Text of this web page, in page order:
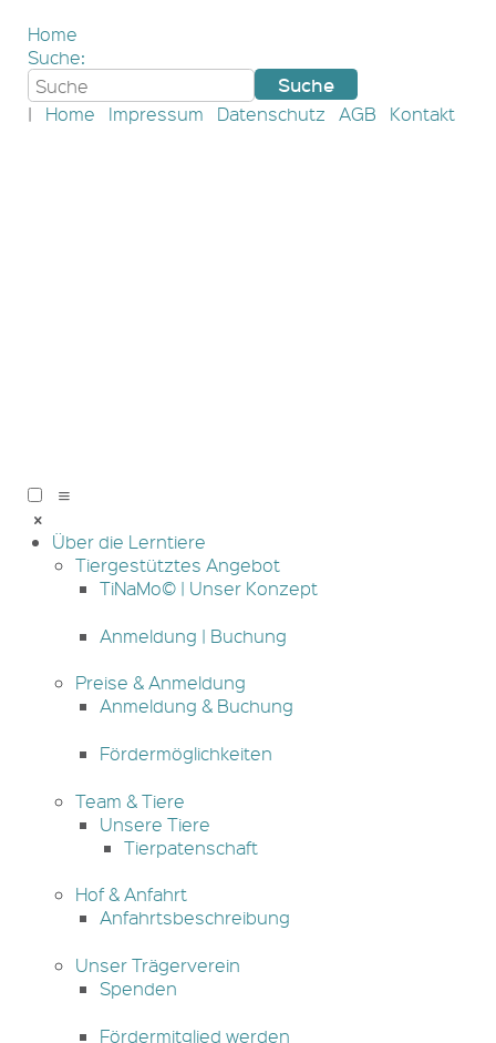
Home
Suche:
| Home Impressum Datenschutz AGB Kontakt
Über die Lerntiere
Tiergestütztes Angebot
TiNaMo© | Unser Konzept
Anmeldung | Buchung
Preise & Anmeldung
Anmeldung & Buchung
Fördermöglichkeiten
Team & Tiere
Unsere Tiere
Tierpatenschaft
Hof & Anfahrt
Anfahrtsbeschreibung
Unser Trägerverein
Spenden
Fördermitglied werden